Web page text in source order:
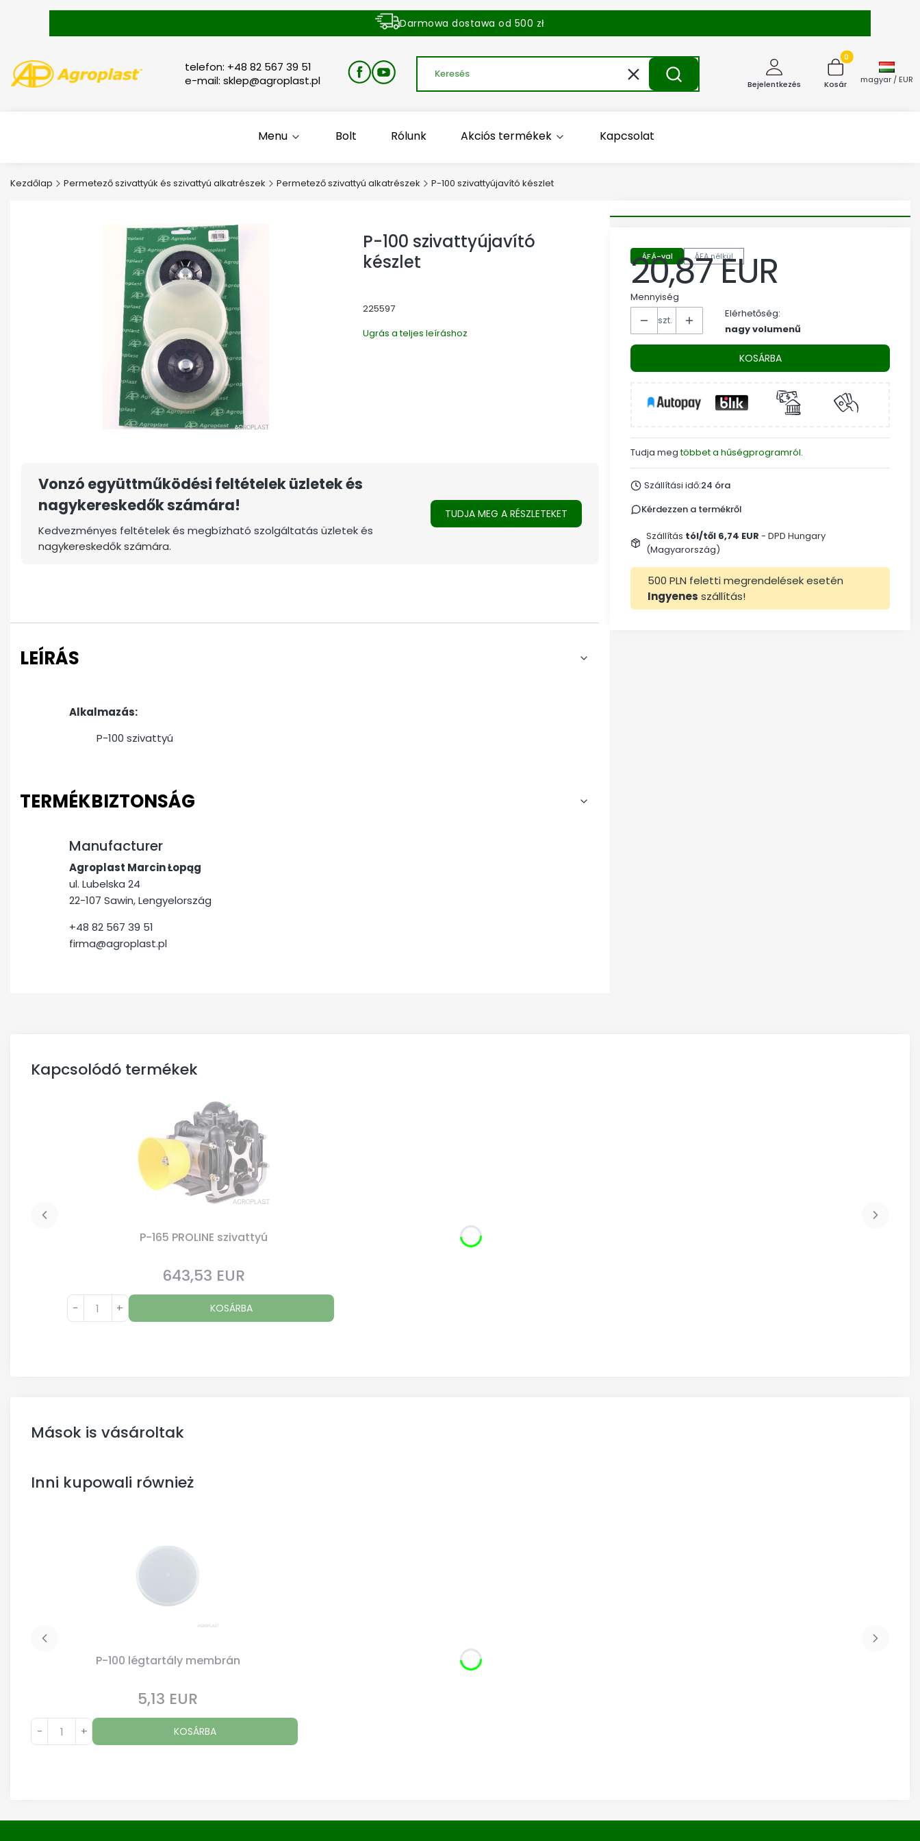
Darmowa dostawa od 500 zł
telefon: +48 82 567 39 51
e-mail: sklep@agroplast.pl
Törlés Keresés Bejelentkezés
Termékek a
Kosár magyar / EUR
Menu Bolt Rólunk Akciós termékek Kapcsolat
Kezdőlap Permetező szivattyúk és szivattyú alkatrészek Permetező szivattyú alkatrészek P-100 szivattyújavító készlet
P-100 szivattyújavító
készlet
225597
Ugrás a teljes leíráshoz
Vonzó együttműködési feltételek üzletek és
nagykereskedők számára!
Kedvezményes feltételek és megbízható szolgáltatás üzletek és
nagykereskedők számára.
TUDJA MEG A RÉSZLETEKET
LEÍRÁS
Alkalmazás:
P-100 szivattyú
TERMÉKBIZTONSÁG
Manufacturer
Agroplast Marcin Łopąg
ul. Lubelska 24
22-107 Sawin, Lengyelország
+48 82 567 39 51
firma@agroplast.pl
ÁFÁ-val ÁFA nélkül
Ár
20,87 EUR
Mennyiség
szt.
Elérhetőség:
nagy volumenű
KOSÁRBA
Tudja megtöbbet a hűségprogramról.
Szállítási idő:24 óra
Kérdezzen a termékről
Szállítás tól/től 6,74 EUR - DPD Hungary
(Magyarország)
500 PLN feletti megrendelések esetén
Ingyenes szállítás!
Kapcsolódó termékek
P-165 PROLINE szivattyú
Ár
643,53 EUR
- + KOSÁRBA
Mások is vásároltak
Inni kupowali również
P-100 légtartály membrán
Ár
5,13 EUR
- + KOSÁRBA